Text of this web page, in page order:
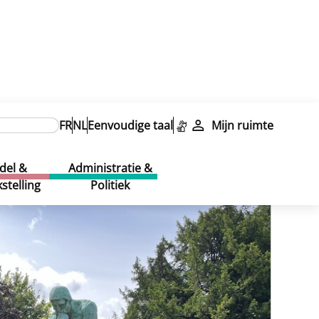
FRNLEenvoudige taal Mijn ruimte
&
Administratie &
Politiek
belge [FR]
belge [FR]